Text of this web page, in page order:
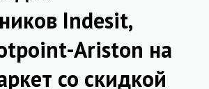
Indesit,
Ariston на
со скидкой